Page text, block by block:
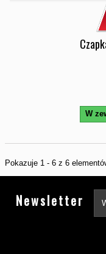
W
Pokazuje 1 - 6 z 6
Newsletter